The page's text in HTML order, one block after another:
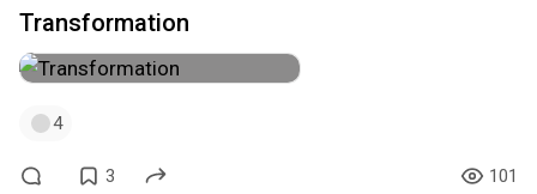
Transformation
4
3 101